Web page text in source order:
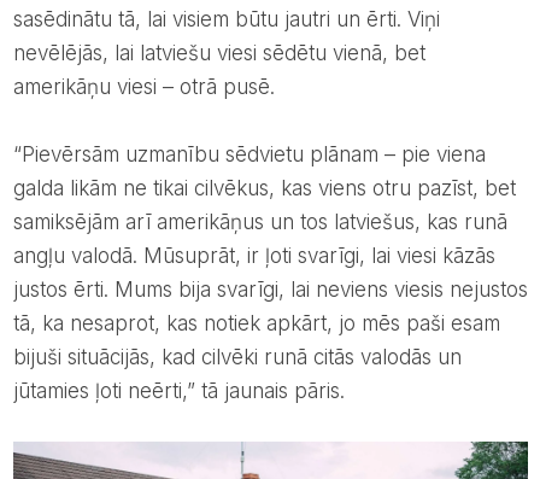
sasēdinātu tā, lai visiem būtu jautri un ērti. Viņi
nevēlējās, lai latviešu viesi sēdētu vienā, bet
amerikāņu viesi – otrā pusē.
“Pievērsām uzmanību sēdvietu plānam – pie viena
galda likām ne tikai cilvēkus, kas viens otru pazīst, bet
samiksējām arī amerikāņus un tos latviešus, kas runā
angļu valodā. Mūsuprāt, ir ļoti svarīgi, lai viesi kāzās
justos ērti. Mums bija svarīgi, lai neviens viesis nejustos
tā, ka nesaprot, kas notiek apkārt, jo mēs paši esam
bijuši situācijās, kad cilvēki runā citās valodās un
jūtamies ļoti neērti,” tā jaunais pāris.